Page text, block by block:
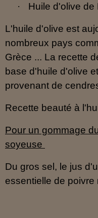
· Huile d'olive de
L'huile d'olive est
nombreux pays
Grèce ... La recette
base d'huile d'olive
provenant de
Recette beauté à
Pour un gommage
soyeuse
Du gros sel, le jus
essentielle de poivre